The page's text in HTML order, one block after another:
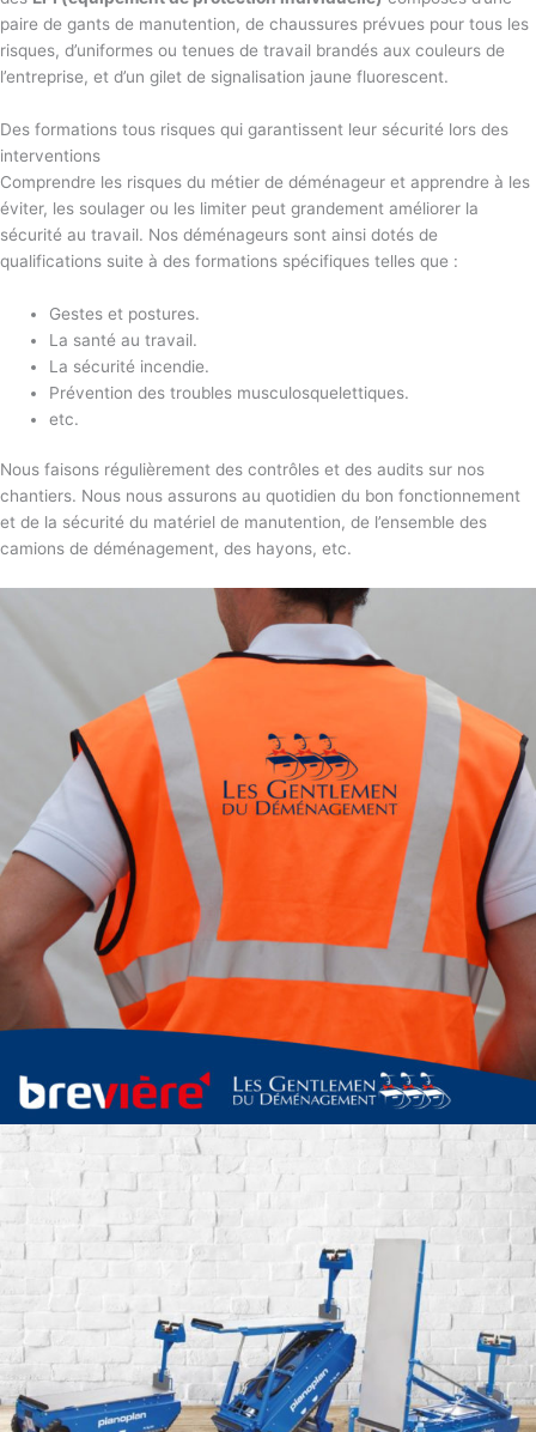
paire de gants de manutention, de chaussures prévues pour tous les
risques, d’uniformes ou tenues de travail brandés aux couleurs de
l’entreprise, et d’un gilet de signalisation jaune fluorescent.
Des formations tous risques qui garantissent leur sécurité lors des
interventions
Comprendre les risques du métier de déménageur et apprendre à les
éviter, les soulager ou les limiter peut grandement améliorer la
sécurité au travail. Nos déménageurs sont ainsi dotés de
qualifications suite à des formations spécifiques telles que :
Gestes et postures.
La santé au travail.
La sécurité incendie.
Prévention des troubles musculosquelettiques.
etc.
Nous faisons régulièrement des contrôles et des audits sur nos
chantiers. Nous nous assurons au quotidien du bon fonctionnement
et de la sécurité du matériel de manutention, de l’ensemble des
camions de déménagement, des hayons, etc.